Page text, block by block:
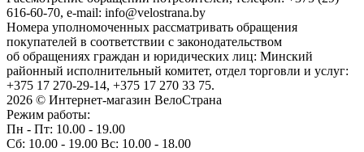
616-60-70, e-mail: info@velostrana.by
Номера уполномоченных рассматривать обращения
покупателей в соответствии с законодательством
об обращениях граждан и юридических лиц: Минский
районный исполнительный комитет, отдел торговли и услуг:
+375 17 270-29-14, +375 17 270 33 75.
2026 © Интернет-магазин ВелоСтрана
Режим работы:
Пн - Пт: 10.00 - 19.00
Сб: 10.00 - 19.00 Вс: 10.00 - 18.00